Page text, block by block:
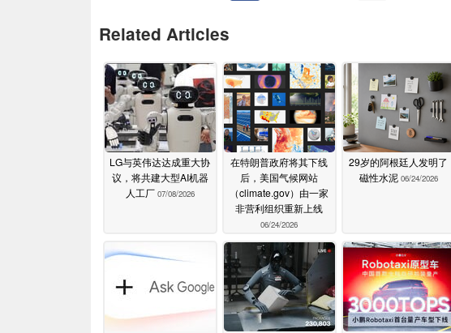
Related Articles
LG与英伟达达成重大协
议，将共建大型AI机器
人工厂 07/08/2026
在特朗普政府将其下线
后，美国气候网站
（climate.gov）由一家
非营利组织重新上线
06/24/2026
29岁的阿根廷人发明了
磁性水泥 06/24/2026